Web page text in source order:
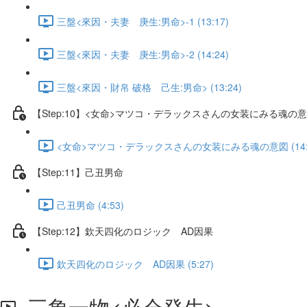
三盤<來因・夫妻 庚生:男命>-1 (13:17)
三盤<來因・夫妻 庚生:男命>-2 (14:24)
三盤<來因・財帛 破格 己生:男命> (13:24)
【Step:10】<女命>マツコ・デラックスさんの女装にみる魂の
<女命>マツコ・デラックスさんの女装にみる魂の意図
【Step:11】己丑男命
己丑男命 (4:53)
【Step:12】欽天四化のロジック AD因果
欽天四化のロジック AD因果 (5:27)